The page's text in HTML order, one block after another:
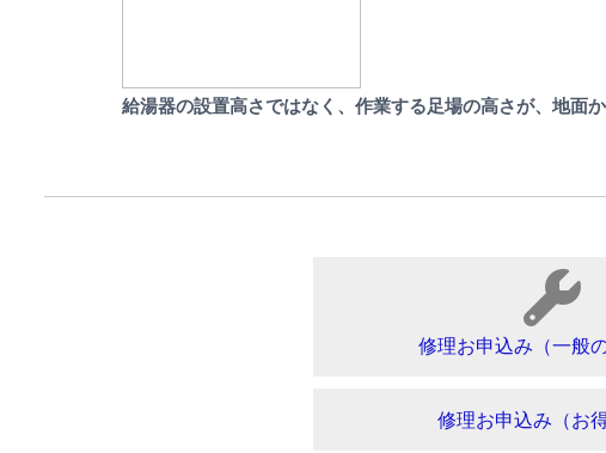
給湯器の設置高さではなく、作業する足場の高さが、地面
修理お申込み（一般
修理お申込み（お得